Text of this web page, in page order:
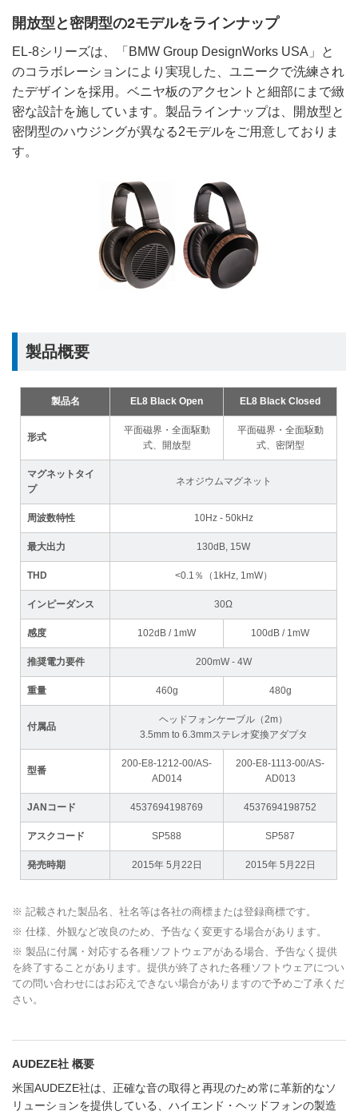
開放型と密閉型の2モデルをラインナップ
EL-8シリーズは、「BMW Group DesignWorks USA」と
のコラボレーションにより実現した、ユニークで洗練され
たデザインを採用。ベニヤ板のアクセントと細部にまで緻
密な設計を施しています。製品ラインナップは、開放型と
密閉型のハウジングが異なる2モデルをご用意しておりま
す。
製品概要
製品名 EL8 Black Open EL8 Black Closed
形式
平面磁界・全面駆動
式、開放型
平面磁界・全面駆動
式、密閉型
マグネットタイ
プ
ネオジウムマグネット
周波数特性 10Hz - 50kHz
最大出力 130dB, 15W
THD <0.1％（1kHz, 1mW）
インピーダンス 30Ω
感度 102dB / 1mW 100dB / 1mW
推奨電力要件 200mW - 4W
重量 460g 480g
付属品
ヘッドフォンケーブル（2m）
3.5mm to 6.3mmステレオ変換アダプタ
型番
200-E8-1212-00/AS-
AD014
200-E8-1113-00/AS-
AD013
JANコード 4537694198769 4537694198752
アスクコード SP588 SP587
発売時期 2015年 5月22日 2015年 5月22日
※ 記載された製品名、社名等は各社の商標または登録商標です。
※ 仕様、外観など改良のため、予告なく変更する場合があります。
※ 製品に付属・対応する各種ソフトウェアがある場合、予告なく提供
を終了することがあります。提供が終了された各種ソフトウェアについ
ての問い合わせにはお応えできない場合がありますので予めご了承くだ
さい。
AUDEZE社 概要
米国AUDEZE社は、正確な音の取得と再現のため常に革新的なソ
リューションを提供している、ハイエンド・ヘッドフォンの製造